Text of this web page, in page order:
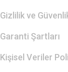
Gizlilik ve
Garanti Şartları
Kişisel Veriler